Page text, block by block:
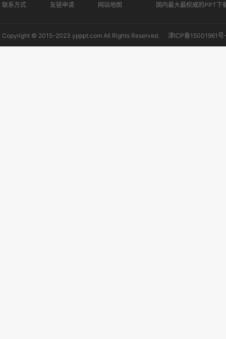
联系方式 友链申请 网站地图
国内最大最权威的PPT下
Copyright © 2015-2023 ypppt.com All Rights Reserved. 津ICP备15001961号